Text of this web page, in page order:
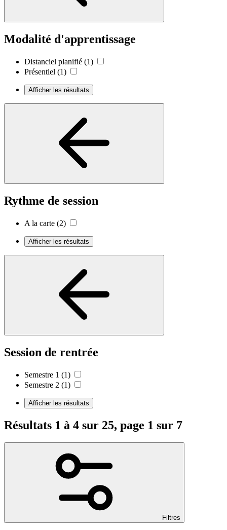
Modalité d'apprentissage
Distanciel planifié (1)
Présentiel (1)
Afficher les résultats
Rythme de session
A la carte (2)
Afficher les résultats
Session de rentrée
Semestre 1 (1)
Semestre 2 (1)
Afficher les résultats
Résultats 1 à 4 sur 25, page 1 sur 7
Filtres